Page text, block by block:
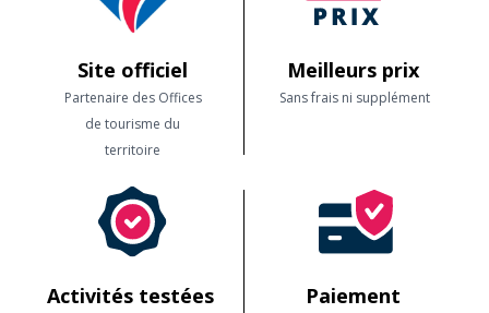
Site officiel
Partenaire des Offices
de tourisme du
territoire
Meilleurs prix
Sans frais ni supplément
Activités testées Paiement